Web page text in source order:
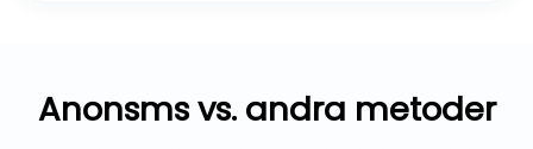
Anonsms vs. andra metoder